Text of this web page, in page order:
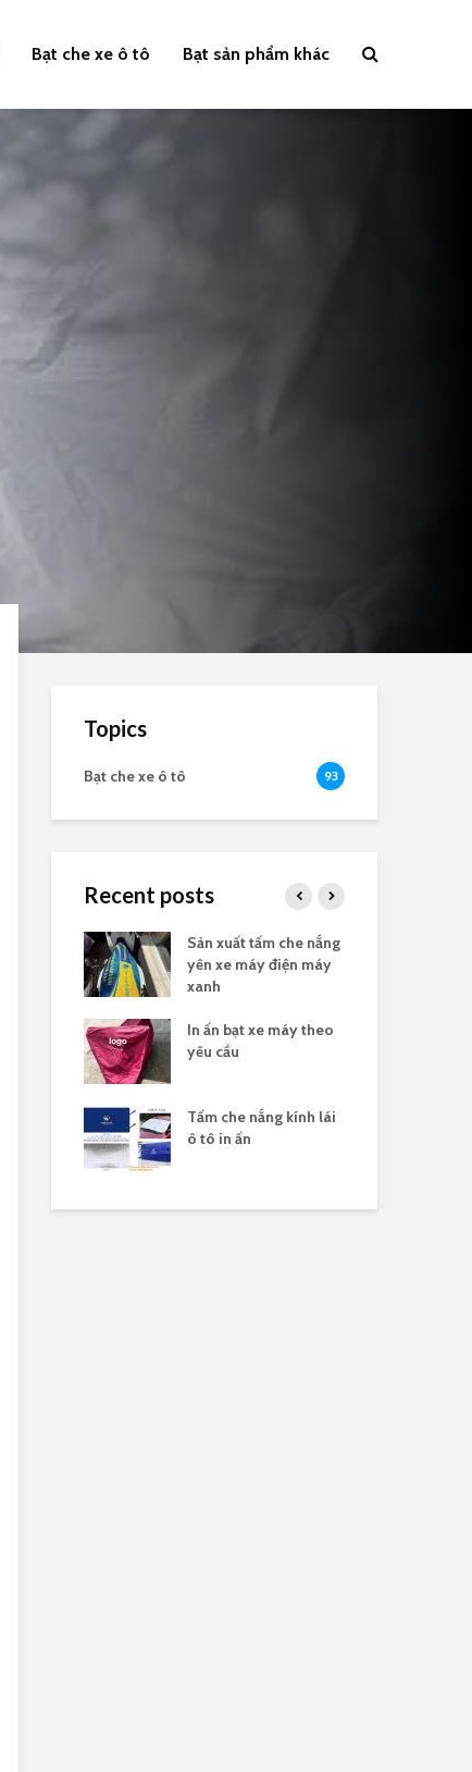
Bạt che xe ô tô Bạt sản phẩm khác
Topics
Bạt che xe ô tô 93
Recent posts
Sản xuất tấm che nắng
yên xe máy điện máy
xanh
In ấn bạt xe máy theo
yêu cầu
Tấm che nắng kính lái
ô tô in ấn